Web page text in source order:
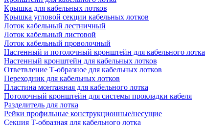
Крышка для кабельных лотков
Крышка угловой секции кабельных лотков
Лоток кабельный лестничный
Лоток кабельный листовой
Лоток кабельный проволочный
Настенный и потолочный кронштейн для кабельного лотка
Настенный кронштейн для кабельных лотков
Ответвление Т-образное для кабельных лотков
Переходник для кабельных лотков
Пластина монтажная для кабельного лотка
Потолочный кронштейн для системы прокладки кабеля
Разделитель для лотка
Рейки профильные конструкционные/несущие
Секция Т-образная для кабельного лотка